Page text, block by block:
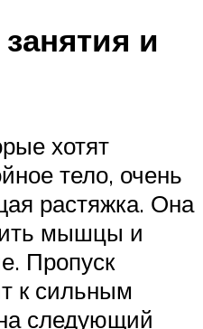
и
хотят
тело, очень
растяжка. Она
мышцы и
Пропуск
к сильным
следующий